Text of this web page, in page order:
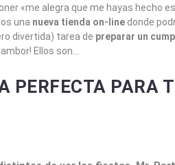
«me alegra que me hayas hecho
una nueva tienda on-line donde
divertida) tarea de preparar un
Ellos son…
PERFECTA PARA